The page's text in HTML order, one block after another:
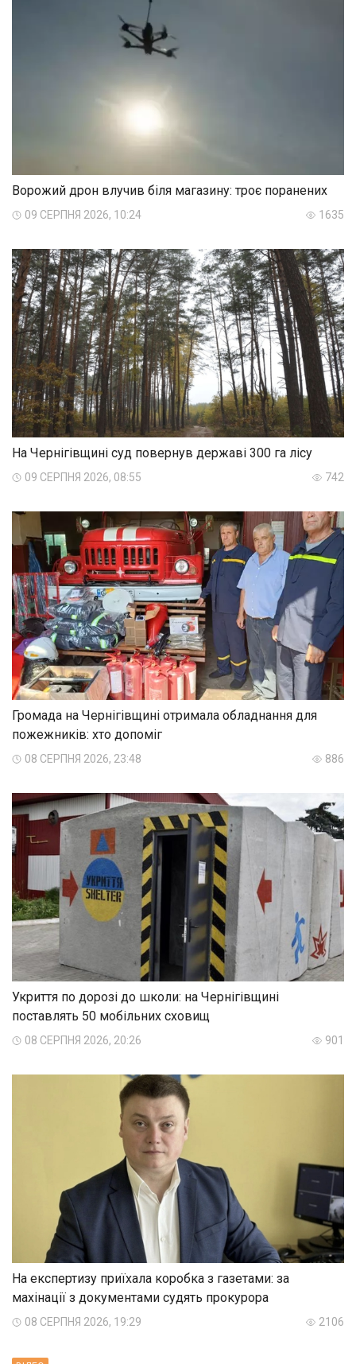
Ворожий дрон влучив біля магазину: троє поранених
09 СЕРПНЯ 2026, 10:24 1635
На Чернігівщині суд повернув державі 300 га лісу
09 СЕРПНЯ 2026, 08:55 742
Громада на Чернігівщині отримала обладнання для
пожежників: хто допоміг
08 СЕРПНЯ 2026, 23:48 886
Укриття по дорозі до школи: на Чернігівщині
поставлять 50 мобільних сховищ
08 СЕРПНЯ 2026, 20:26 901
На експертизу приїхала коробка з газетами: за
махінації з документами судять прокурора
08 СЕРПНЯ 2026, 19:29 2106